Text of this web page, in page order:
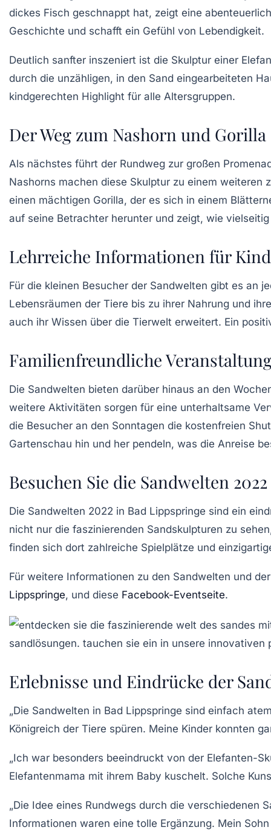
dickes Fisch geschnappt hat, zeigt eine
Geschichte und schafft ein Gefühl von Lebendigkeit.
Deutlich sanfter inszeniert ist die Skulptur einer
durch die unzähligen, in den Sand eingearbeiteten
kindgerechten Highlight für alle Altersgruppen.
Der Weg zum Nashorn und Gorilla
Als nächstes führt der Rundweg zur großen
Nashorns machen diese Skulptur zu einem weiteren
einen mächtigen Gorilla, der es sich in einem
auf seine Betrachter herunter und zeigt, wie
Lehrreiche Informationen für
Für die kleinen Besucher der Sandwelten gibt es an
Lebensräumen der Tiere bis zu ihrer Nahrung und
auch ihr Wissen über die Tierwelt erweitert. Ein
Familienfreundliche
Die Sandwelten bieten darüber hinaus an den
weitere Aktivitäten sorgen für eine unterhaltsame
die Besucher an den Sonntagen die kostenfreien
Gartenschau hin und her pendeln, was die Anreise
Besuchen Sie die Sandwelten
Die Sandwelten 2022 in Bad Lippspringe sind ein
nicht nur die faszinierenden Sandskulpturen zu
finden sich dort zahlreiche Spielplätze und
Für weitere Informationen zu den Sandwelten und
Lippspringe, und diese Facebook-Eventseite.
Erlebnisse und Eindrücke der
„Die Sandwelten in Bad Lippspringe sind einfach
Königreich der Tiere spüren. Meine Kinder konnten
„Ich war besonders beeindruckt von der Elefanten-
Elefantenmama mit ihrem Baby kuschelt. Solche
„Die Idee eines Rundwegs durch die verschiedenen
Informationen waren eine tolle Ergänzung. Mein